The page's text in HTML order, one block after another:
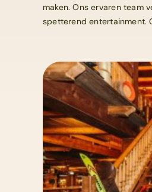
maken. Ons ervaren team
spetterend entertainment.